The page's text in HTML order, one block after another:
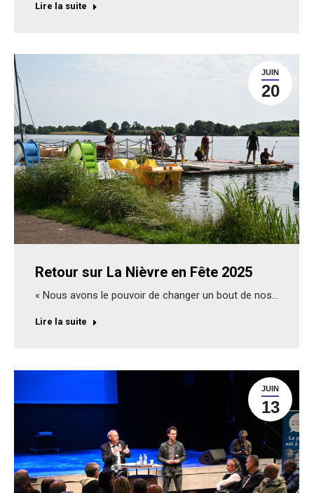
Lire la suite
JUIN
20
Retour sur La Nièvre en Fête 2025
« Nous avons le pouvoir de changer un bout de nos…
Lire la suite
JUIN
13